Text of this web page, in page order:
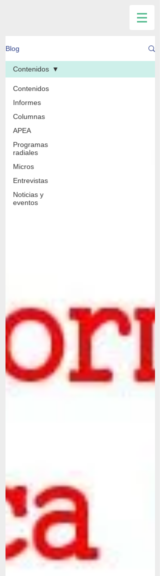
Blog
Contenidos
Informes
Columnas
APEA
Programas
radiales
Micros
Entrevistas
Noticias y
eventos
Contenidos